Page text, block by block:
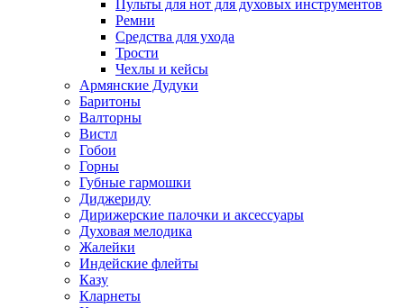
Пульты для нот для духовых инструментов
Ремни
Средства для ухода
Трости
Чехлы и кейсы
Армянские Дудуки
Баритоны
Валторны
Вистл
Гобои
Горны
Губные гармошки
Диджериду
Дирижерские палочки и аксессуары
Духовая мелодика
Жалейки
Индейские флейты
Казу
Кларнеты